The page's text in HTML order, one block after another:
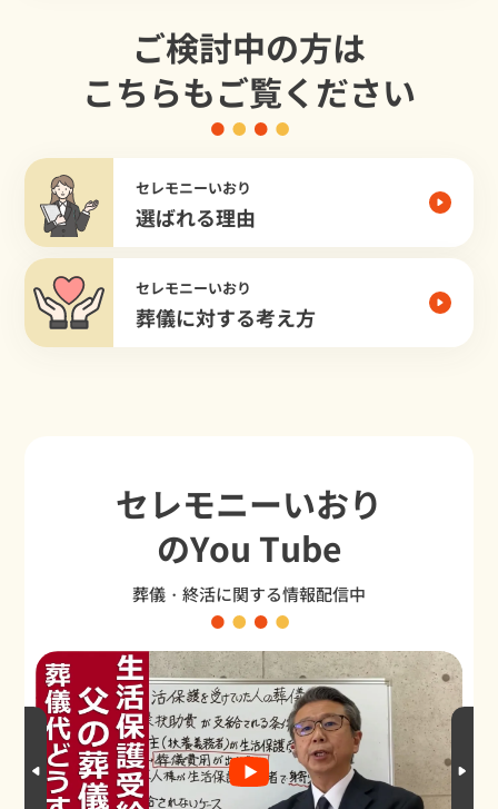
ご検討中の方は
こちらもご覧ください
セレモニーいおり
選ばれる理由
セレモニーいおり
葬儀に対する考え方
セレモニーいおり
のYou Tube
葬儀・終活に関する情報配信中